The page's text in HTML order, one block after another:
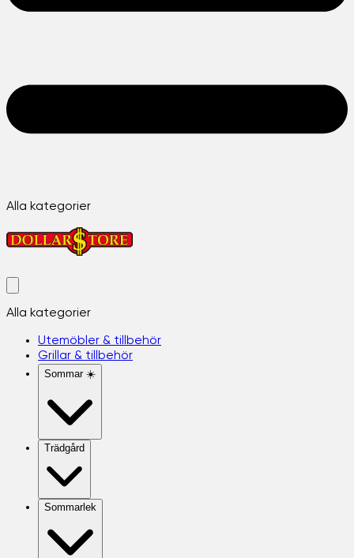
Alla kategorier
Alla kategorier
Utemöbler & tillbehör
Grillar & tillbehör
Sommar ☀️
Trädgård
Sommarlek